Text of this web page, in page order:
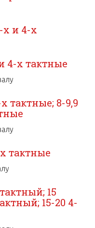
х и 4-х
4-х тактные
тактные; 8-9,9
х тактные
15
15-20 4-